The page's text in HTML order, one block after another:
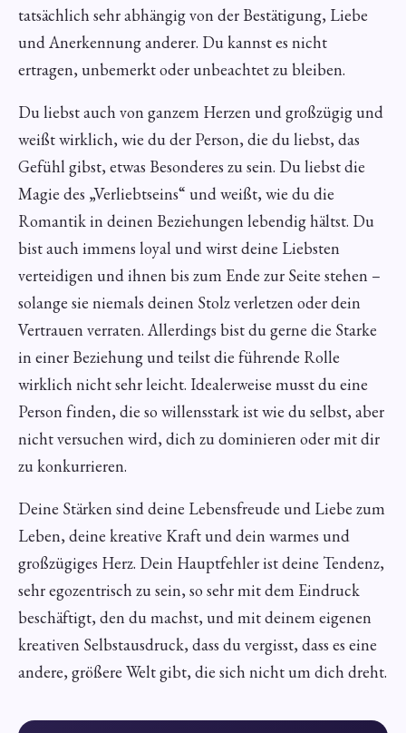
tatsächlich sehr abhängig von der Bestätigung, Liebe
und Anerkennung anderer. Du kannst es nicht
ertragen, unbemerkt oder unbeachtet zu bleiben.
Du liebst auch von ganzem Herzen und großzügig und
weißt wirklich, wie du der Person, die du liebst, das
Gefühl gibst, etwas Besonderes zu sein. Du liebst die
Magie des „Verliebtseins“ und weißt, wie du die
Romantik in deinen Beziehungen lebendig hältst. Du
bist auch immens loyal und wirst deine Liebsten
verteidigen und ihnen bis zum Ende zur Seite stehen –
solange sie niemals deinen Stolz verletzen oder dein
Vertrauen verraten. Allerdings bist du gerne die Starke
in einer Beziehung und teilst die führende Rolle
wirklich nicht sehr leicht. Idealerweise musst du eine
Person finden, die so willensstark ist wie du selbst, aber
nicht versuchen wird, dich zu dominieren oder mit dir
zu konkurrieren.
Deine Stärken sind deine Lebensfreude und Liebe zum
Leben, deine kreative Kraft und dein warmes und
großzügiges Herz. Dein Hauptfehler ist deine Tendenz,
sehr egozentrisch zu sein, so sehr mit dem Eindruck
beschäftigt, den du machst, und mit deinem eigenen
kreativen Selbstausdruck, dass du vergisst, dass es eine
andere, größere Welt gibt, die sich nicht um dich dreht.